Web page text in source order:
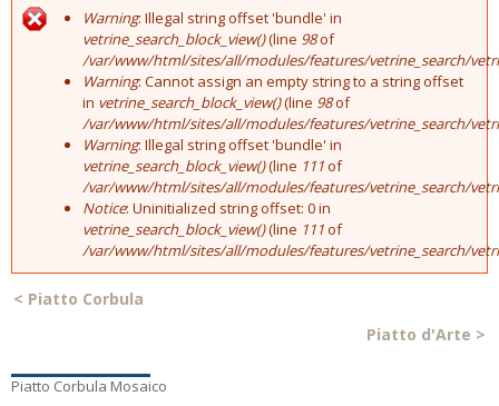
Error message
Warning: Illegal string offset 'bundle' in
vetrine_search_block_view()(line 98of
/var/www/html/sites/all/modules/features/vetrine_search/
Warning: Cannot assign an empty string to a string offset
in vetrine_search_block_view()(line 98of
/var/www/html/sites/all/modules/features/vetrine_search/
Warning: Illegal string offset 'bundle' in
vetrine_search_block_view()(line 111of
/var/www/html/sites/all/modules/features/vetrine_search/
Notice: Uninitialized string offset: 0 in
vetrine_search_block_view()(line 111of
/var/www/html/sites/all/modules/features/vetrine_search/
< Piatto Corbula
Piatto d'Arte >
Piatto Corbula Mosaico